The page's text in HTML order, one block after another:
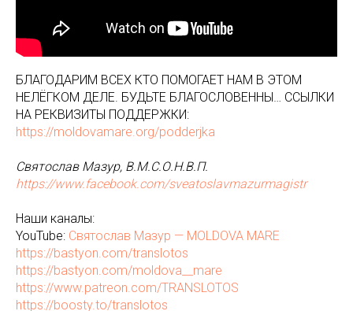
БЛАГОДАРИМ ВСЕХ КТО ПОМОГАЕТ НАМ В ЭТОМ
НЕЛЁГКОМ ДЕЛЕ. БУДЬТЕ БЛАГОСЛОВЕННЫ… ССЫЛКИ
НА РЕКВИЗИТЫ ПОДДЕРЖКИ:
https://moldovamare.org/podderjka
Святослав Мазур, В.М.С.О.Н.В.П.
https://www.facebook.com/sveatoslavmazurmagistr
Наши каналы:
YouTube: Святослав Мазур — MOLDOVA MARE
https://bastyon.com/translotos
https://bastyon.com/moldova__mare
https://www.patreon.com/TRANSLOTOS
https://boosty.to/translotos